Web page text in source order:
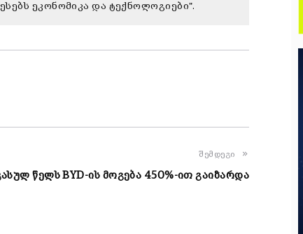
ეკონომიკა და ტექნოლოგიები".
შემდეგი
წელს BYD-ის მოგება 450%-ით გაიზარდა